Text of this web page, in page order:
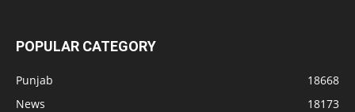
POPULAR CATEGORY
Punjab
18668
News
18173